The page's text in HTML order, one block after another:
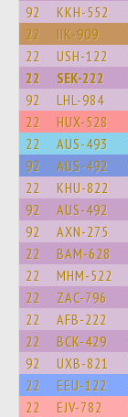
92 KKH-552
22 IIK-909
22 USH-122
22 SEK-222
92 LHL-984
22 HUX-528
22 AUS-493
92 AUS-492
22 KHU-822
92 AUS-492
92 AXN-275
22 BAM-628
22 MHM-522
22 ZAC-796
22 AFB-222
22 BCK-429
92 UXB-821
22 EEU-122
22 EJV-782